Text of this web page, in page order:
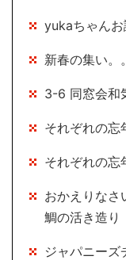
yukaちゃん
新春の集い。
3-6 同窓会和
それぞれの忘
それぞれの忘
おかえりなさ
鯛の活き造り
ジャパニーズ